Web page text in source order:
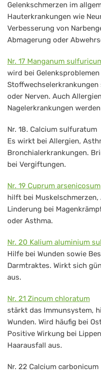
Gelenkschmerzen im
Hauterkrankungen wie
Verbesserung von
Abmagerung oder
Nr. 17 Manganum
wird bei
Stoffwechselerkrankungen
oder Nerven. Auch
Nagelerkrankungen
Nr. 18. Calcium sulfuratum
Es wirkt bei Allergien,
Bronchialerkrankungen.
bei Vergiftungen.
Nr. 19 Cuprum arsenicosum
hilft bei
Linderung bei
oder Asthma.
Nr. 20 Kalium aluminium
Hilfe bei Wunden sowie
Darmtraktes. Wirkt sich
aus.
Nr. 21 Zincum chloratum
stärkt das Immunsystem,
Wunden. Wird häufig bei
Positive Wirkung bei
Haarausfall aus.
Nr. 22 Calcium carbonicum